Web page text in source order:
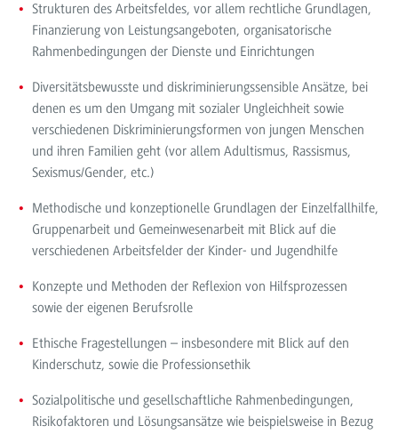
Strukturen des Arbeitsfeldes, vor allem rechtliche Grundlagen,
Finanzierung von Leistungsangeboten, organisatorische
Rahmenbedingungen der Dienste und Einrichtungen
Diversitätsbewusste und diskriminierungssensible Ansätze, bei
denen es um den Umgang mit sozialer Ungleichheit sowie
verschiedenen Diskriminierungsformen von jungen Menschen
und ihren Familien geht (vor allem Adultismus, Rassismus,
Sexismus/Gender, etc.)
Methodische und konzeptionelle Grundlagen der Einzelfallhilfe,
Gruppenarbeit und Gemeinwesenarbeit mit Blick auf die
verschiedenen Arbeitsfelder der Kinder- und Jugendhilfe
Konzepte und Methoden der Reflexion von Hilfsprozessen
sowie der eigenen Berufsrolle
Ethische Fragestellungen – insbesondere mit Blick auf den
Kinderschutz, sowie die Professionsethik
Sozialpolitische und gesellschaftliche Rahmenbedingungen,
Risikofaktoren und Lösungsansätze wie beispielsweise in Bezug